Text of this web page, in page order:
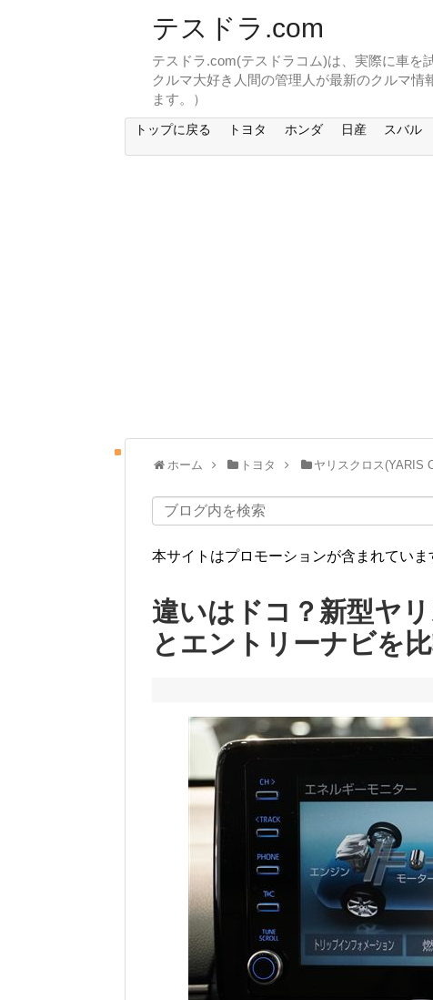
テスドラ.com
テスドラ.com(テスドラコム)は、実際に車を
クルマ大好き人間の管理人が最新のクルマ
ます。）
トップに戻る トヨタ ホンダ 日産 スバル
ホーム トヨタ ヤリスクロス(YARIS
本サイトはプロモーションが含まれていま
違いはドコ？新型ヤ
とエントリーナビを